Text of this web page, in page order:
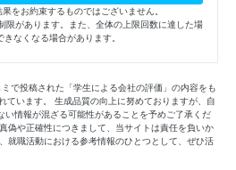
をお約束するものではございません。
限があります。また、全体の上限回数に達した場
なくなる場合があります。
で投稿された「学生による会社の評価」の内容をも
ています。 生成品質の向上に努めておりますが、自
情報が混ざる可能性があることを予めご了承くだ
偽や正確性につきまして、当サイトは責任を負いか
就職活動における参考情報のひとつとして、ぜひ活